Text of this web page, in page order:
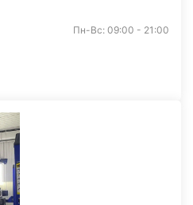
Пн-Вс: 09:00 - 21:00